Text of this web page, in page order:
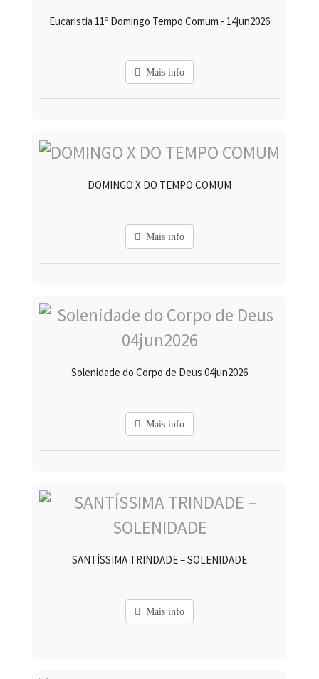
Eucaristia 11º Domingo Tempo Comum - 14jun2026
Mais info
DOMINGO X DO TEMPO COMUM
Mais info
Solenidade do Corpo de Deus 04jun2026
Mais info
SANTÍSSIMA TRINDADE – SOLENIDADE
Mais info